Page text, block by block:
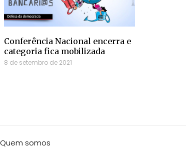
Conferência Nacional encerra e
categoria fica mobilizada
8 de setembro de 2021
Quem somos